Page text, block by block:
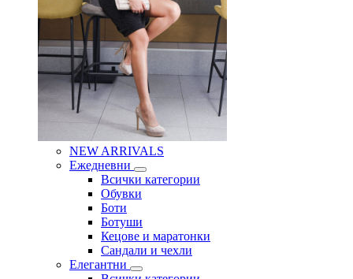
NEW ARRIVALS
Ежедневни
Всички категории
Обувки
Боти
Ботуши
Кецове и маратонки
Сандали и чехли
Елегантни